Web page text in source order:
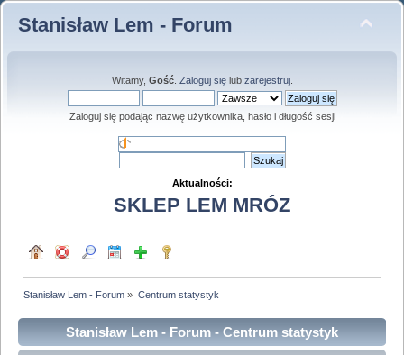
Stanisław Lem - Forum
Witamy, Gość. Zaloguj sięlub zarejestruj.
Zaloguj się podając nazwę użytkownika, hasło i długość sesji
Aktualności:
SKLEP LEM MRÓZ
Stanisław Lem - Forum » Centrum statystyk
Stanisław Lem - Forum - Centrum statystyk